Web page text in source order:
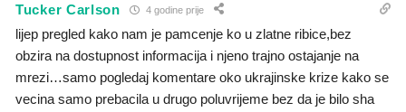
Tucker Carlson 4 godine prije
lijep pregled kako nam je pamcenje ko u zlatne ribice,bez
obzira na dostupnost informacija i njeno trajno ostajanje na
mrezi…samo pogledaj komentare oko ukrajinske krize kako se
vecina samo prebacila u drugo poluvrijeme bez da je bilo sha